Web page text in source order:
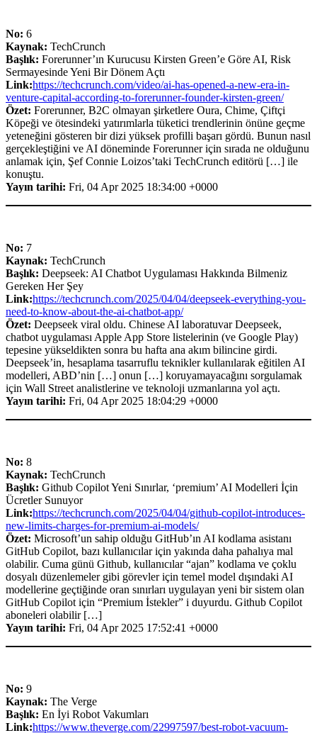
No: 6
Kaynak: TechCrunch
Başlık: Forerunner’ın Kurucusu Kirsten Green’e Göre AI, Risk
Sermayesinde Yeni Bir Dönem Açtı
Link:https://techcrunch.com/video/ai-has-opened-a-new-era-in-
venture-capital-according-to-forerunner-founder-kirsten-green/
Özet: Forerunner, B2C olmayan şirketlere Oura, Chime, Çiftçi
Köpeği ve ötesindeki yatırımlarla tüketici trendlerinin önüne geçme
yeteneğini gösteren bir dizi yüksek profilli başarı gördü. Bunun nasıl
gerçekleştiğini ve AI döneminde Forerunner için sırada ne olduğunu
anlamak için, Şef Connie Loizos’taki TechCrunch editörü […] ile
konuştu.
Yayın tarihi: Fri, 04 Apr 2025 18:34:00 +0000
No: 7
Kaynak: TechCrunch
Başlık: Deepseek: AI Chatbot Uygulaması Hakkında Bilmeniz
Gereken Her Şey
Link:https://techcrunch.com/2025/04/04/deepseek-everything-you-
need-to-know-about-the-ai-chatbot-app/
Özet: Deepseek viral oldu. Chinese AI laboratuvar Deepseek,
chatbot uygulaması Apple App Store listelerinin (ve Google Play)
tepesine yükseldikten sonra bu hafta ana akım bilincine girdi.
Deepseek’in, hesaplama tasarruflu teknikler kullanılarak eğitilen AI
modelleri, ABD’nin […] onun […] koruyamayacağını sorgulamak
için Wall Street analistlerine ve teknoloji uzmanlarına yol açtı.
Yayın tarihi: Fri, 04 Apr 2025 18:04:29 +0000
No: 8
Kaynak: TechCrunch
Başlık: Github Copilot Yeni Sınırlar, ‘premium’ AI Modelleri İçin
Ücretler Sunuyor
Link:https://techcrunch.com/2025/04/04/github-copilot-introduces-
new-limits-charges-for-premium-ai-models/
Özet: Microsoft’un sahip olduğu GitHub’ın AI kodlama asistanı
GitHub Copilot, bazı kullanıcılar için yakında daha pahalıya mal
olabilir. Cuma günü Github, kullanıcılar “ajan” kodlama ve çoklu
dosyalı düzenlemeler gibi görevler için temel model dışındaki AI
modellerine geçtiğinde oran sınırları uygulayan yeni bir sistem olan
GitHub Copilot için “Premium İstekler” i duyurdu. Github Copilot
aboneleri olabilir […]
Yayın tarihi: Fri, 04 Apr 2025 17:52:41 +0000
No: 9
Kaynak: The Verge
Başlık: En İyi Robot Vakumları
Link:https://www.theverge.com/22997597/best-robot-vacuum-